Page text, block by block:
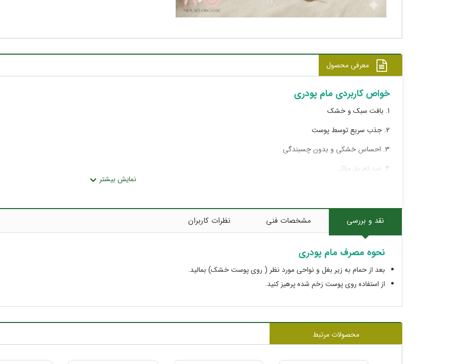
معرفی محصول
خواص کاربردی مام پودری
1. بافت سبک و خشک
2. جذب سریع توسط پوست
3. احساس خشکی و بدون چسبندگی
4. ضد تعریق مؤثر
6. بدون ایجاد لک روی لباس
مام پودری ضمن حفظ تعریق بوی ناخوشایند را از بین می برد و تا چند روز بعد از استحمام خبری از بوی عرق نیست. چرا؟ چون این
باکتری و قارچ جلوگیری می کند.
نقد و بررسی مشخصات فنی نظرات کاربران
نحوه مصرف مام پودری
بعد از حمام به زیر بغل و نواحی مورد نظر ( روی پوست خشک) بمالید.
از استفاده روی پوست زخم شده پرهیز کنید.
محصولات مرتبط